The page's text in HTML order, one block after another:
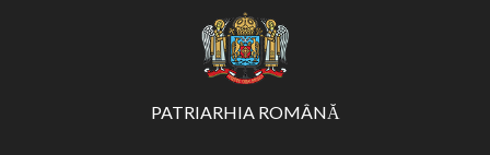
PATRIARHIA ROMÂNĂ